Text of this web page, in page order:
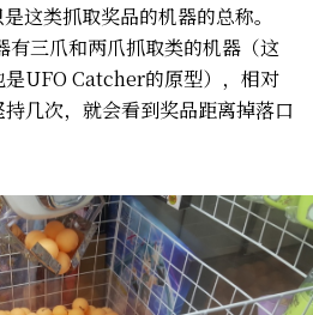
类抓取奖品的机器的总称。
有三爪和两爪抓取类的机器（这
UFO Catcher的原型），相对
几次，就会看到奖品距离掉落口